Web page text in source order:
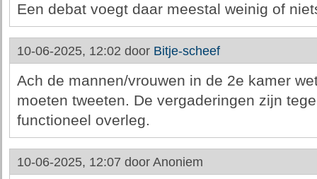
Een debat voegt daar meestal weinig of
10-06-2025, 12:02 door Bitje-scheef
Ach de mannen/vrouwen in de 2e kamer
moeten tweeten. De vergaderingen zijn
functioneel overleg.
10-06-2025, 12:07 door Anoniem